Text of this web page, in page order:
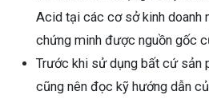
Acid tại các cơ sở kinh doanh
chứng minh được nguồn gốc
Trước khi sử dụng bất cứ sản
cũng nên đọc kỹ hướng dẫn